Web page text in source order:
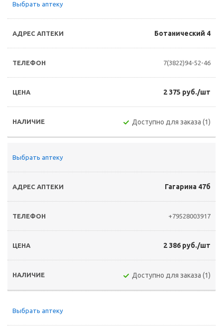
Выбрать аптеку
Ботанический 4
7(3822)94-52-46
2 375 руб./шт
Доступно для заказа (1)
Выбрать аптеку
Гагарина 47б
+79528003917
2 386 руб./шт
Доступно для заказа (1)
Выбрать аптеку